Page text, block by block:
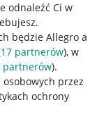
odnaleźć Ci w
będzie Allegro a
17 partnerów), w
partnerów).
przez
ochrony